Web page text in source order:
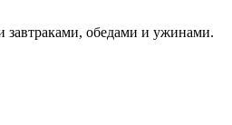
завтраками, обедами и ужинами.